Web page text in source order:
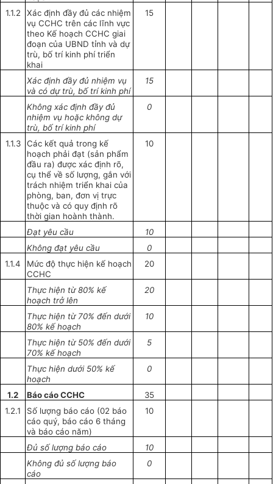
1.1.2
Xác định đầy đủ các nhiệm
vụ CCHC trên các lĩnh vực
theo Kế hoạch CCHC giai
đoạn của UBND tỉnh và dự
trù, bố trí kinh phí triển
khai
15
Xác định đầy đủ nhiệm vụ
vàcó dự trù, bố trí kinh phí
15
Không xác định đầy đủ
nhiệm vụ hoặc không dự
trù, bố tríkinh phí
0
1.1.3
Các kết quả trong kế
hoạch phải đạt (sản phẩm
đầu ra) được xác định rõ,
cụ thể về số lượng, gắn với
trách nhiệmtriển khai của
phòng, ban, đơn vị trực
thuộc và có quy định rõ
thời gian hoành thành.
10
Đạt yêu cầu
10
Không đạt yêu cầu
0
1.1.4
Mức độ thực hiện kế hoạch
CCHC
20
Thực hiện từ 80% kế
hoạch trở lên
20
Thực hiện từ 70% đến dưới
80% kế hoạch
10
Thực hiện từ 50% đến dưới
70% kế hoạch
5
Thực hiện dưới 50% kế
hoạch
0
1.2 Báo cáo CCHC
35
1.2.1
Số lượng báo cáo (02 báo
cáo quý, báo cáo 6 tháng
và báo cáo năm)
10
Đủ sốlượng báo cáo
10
Không đủ số lượng báo
cáo
0